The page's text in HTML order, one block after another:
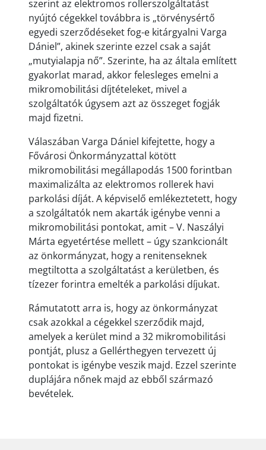
szerint az elektromos rollerszolgáltatást
nyújtó cégekkel továbbra is „törvénysértő
egyedi szerződéseket fog-e kitárgyalni Varga
Dániel”, akinek szerinte ezzel csak a saját
„mutyialapja nő”. Szerinte, ha az általa említett
gyakorlat marad, akkor felesleges emelni a
mikromobilitási díjtételeket, mivel a
szolgáltatók úgysem azt az összeget fogják
majd fizetni.
Válaszában Varga Dániel kifejtette, hogy a
Fővárosi Önkormányzattal kötött
mikromobilitási megállapodás 1500 forintban
maximalizálta az elektromos rollerek havi
parkolási díját. A képviselő emlékeztetett, hogy
a szolgáltatók nem akarták igénybe venni a
mikromobilitási pontokat, amit – V. Naszályi
Márta egyetértése mellett – úgy szankcionált
az önkormányzat, hogy a renitenseknek
megtiltotta a szolgáltatást a kerületben, és
tízezer forintra emelték a parkolási díjukat.
Rámutatott arra is, hogy az önkormányzat
csak azokkal a cégekkel szerződik majd,
amelyek a kerület mind a 32 mikromobilitási
pontját, plusz a Gellérthegyen tervezett új
pontokat is igénybe veszik majd. Ezzel szerinte
duplájára nőnek majd az ebből származó
bevételek.